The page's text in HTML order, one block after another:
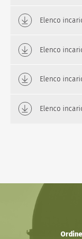
Elenco
Elenco
Elenco
Elenco